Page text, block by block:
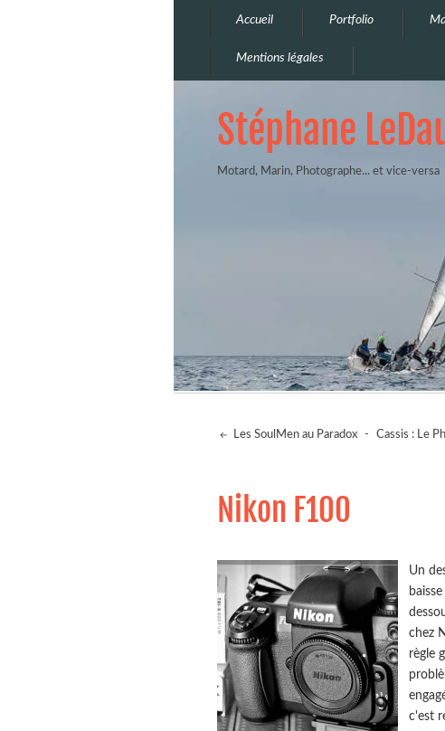
Accueil Portfolio
Mentions légales
Stéphane
Motard, Marin, Photographe... et vice-versa
Les SoulMen au Paradox - Cassis : Le
Nikon F100
Un
chez
règle
c'est